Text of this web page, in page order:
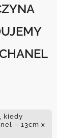
kiedy
– 13cm x